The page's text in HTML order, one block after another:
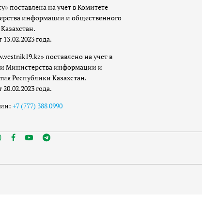
поставлена на учет в Комитете
информации и общественного
года.
поставлено на учет в
Министерства информации и
Республики Казахстан.
года.
+7 (777) 388 0990